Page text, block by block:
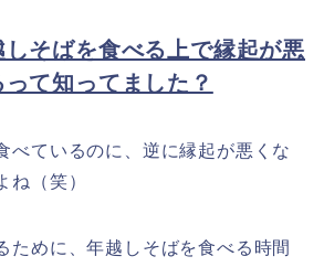
そばを食べる上で縁起が悪
て知ってました？
べているのに、逆に縁起が悪くな
ね（笑）
ために、年越しそばを食べる時間